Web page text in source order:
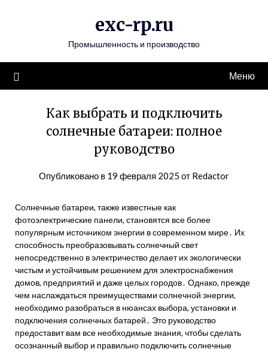
exc-rp.ru
Промышленность и производство
Меню
Как выбрать и подключить
солнечные батареи: полное
руководство
Опубликовано в 19 февраля 2025 от Redactor
Солнечные батареи, также известные как
фотоэлектрические панели, становятся все более
популярным источником энергии в современном мире․ Их
способность преобразовывать солнечный свет
непосредственно в электричество делает их экологически
чистым и устойчивым решением для электроснабжения
домов, предприятий и даже целых городов․ Однако, прежде
чем наслаждаться преимуществами солнечной энергии,
необходимо разобраться в нюансах выбора, установки и
подключения солнечных батарей․ Это руководство
предоставит вам все необходимые знания, чтобы сделать
осознанный выбор и правильно подключить солнечные